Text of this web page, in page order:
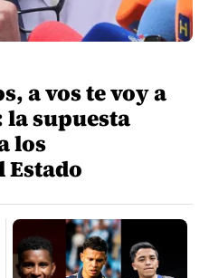
a vos te voy a
la supuesta
los